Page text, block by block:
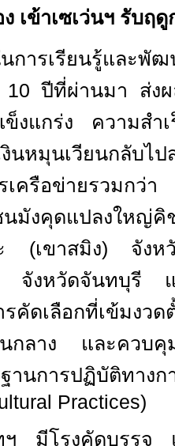
ง เข้าเซเว่นฯ รับฤ
การเรียนรู้และพั
10ปีที่ผ่านมา ส่ง
ข็งแกร่ง ความสำ
งินหมุนเวียนกลับไ
เครือข่ายรวมกว่า
นมังคุดแปลงใหญ่
ะ (เขาสมิง) จังห
จังหวัดจันทบุรี แ
คัดเลือกที่เข้มงว
นกลาง และควบคุ
านการปฏิบัติทาง
Practices)
ฯ มีโรงคัดบรรจุ